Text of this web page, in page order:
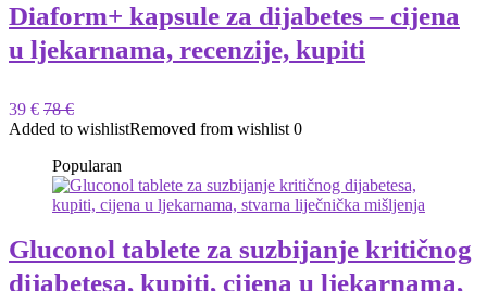
Diaform+ kapsule za dijabetes – cijena
u ljekarnama, recenzije, kupiti
39 € 78 €
Added to wishlistRemoved from wishlist 0
Popularan
Gluconol tablete za suzbijanje kritičnog
dijabetesa, kupiti, cijena u ljekarnama,